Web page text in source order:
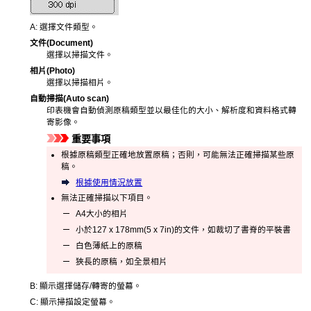
A:選擇文件類型。
文件(Document)
選擇以掃描文件。
相片(Photo)
選擇以掃描相片。
自動掃描(Auto scan)
印表機會自動偵測原稿類型並以最佳化的大小、解析度和資料格式轉
寄影像。
重要事項
根據原稿類型正確地放置原稿；否則，可能無法正確掃描某些原
稿。
根據使用情況放置
無法正確掃描以下項目。
A4大小的相片
小於127 x 178mm(5 x 7in)的文件，如裁切了書脊的平裝書
白色薄紙上的原稿
狹長的原稿，如全景相片
B:顯示選擇儲存/轉寄的螢幕。
C:顯示掃描設定螢幕。